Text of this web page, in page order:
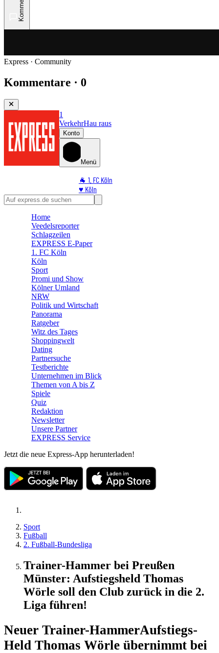
Express · Community
Kommentare · 0
1
VerkehrHau raus
Konto
Menü
🐐 1. FC Köln
♥️ Köln
⭐ Promi
🛒 Shoppingwelt
Home
Veedelsreporter
Schlagzeilen
EXPRESS E-Paper
1. FC Köln
Köln
Sport
Promi und Show
Kölner Umland
NRW
Politik und Wirtschaft
Panorama
Ratgeber
Witz des Tages
Shoppingwelt
Dating
Partnersuche
Testberichte
Unternehmen im Blick
Themen von A bis Z
Spiele
Quiz
Redaktion
Newsletter
Unsere Partner
EXPRESS Service
Jetzt die neue Express-App herunterladen!
Sport
Fußball
2. Fußball-Bundesliga
Trainer-Hammer bei Preußen
Münster: Aufstiegsheld Thomas
Wörle soll den Club zurück in die 2.
Liga führen!
Neuer Trainer-HammerAufstiegs-
Held Thomas Wörle übernimmt bei